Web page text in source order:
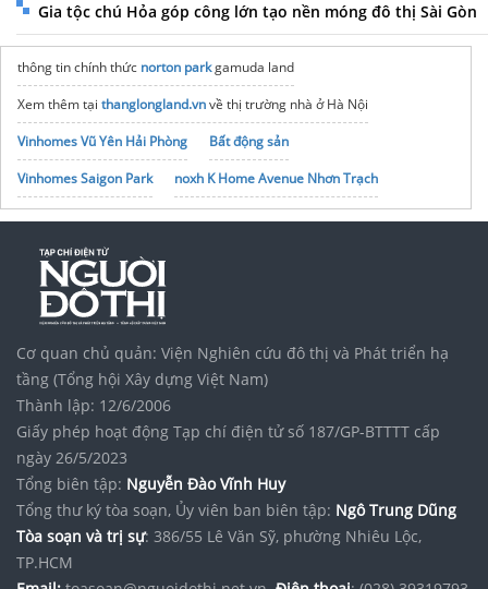
Gia tộc chú Hỏa góp công lớn tạo nền móng đô thị Sài Gòn
thông tin chính thức norton parkgamuda land
Xem thêm tại thanglongland.vnvề thị trường nhà ở Hà Nội
Vinhomes Vũ Yên Hải Phòng
Bất động sản
Vinhomes Saigon Park
noxh K Home Avenue Nhơn Trạch
Tập đoàn Bcons Group
công ty bảo vệ tại bàu bàng
Cơ quan chủ quản: Viện Nghiên cứu đô thị và Phát triển hạ
tầng (Tổng hội Xây dựng Việt Nam)
Thành lập: 12/6/2006
Giấy phép hoạt động Tạp chí điện tử số 187/GP-BTTTT cấp
ngày 26/5/2023
Tổng biên tập: Nguyễn Đào Vĩnh Huy
Tổng thư ký tòa soạn, Ủy viên ban biên tập: Ngô Trung Dũng
Tòa soạn và trị sự: 386/55 Lê Văn Sỹ, phường Nhiêu Lộc,
TP.HCM